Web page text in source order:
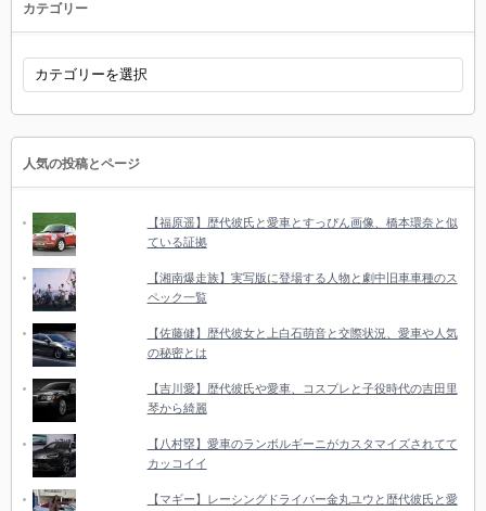
カテゴリー
カ
ゴ
リ
人気の投稿とページ
【福原遥】歴代彼氏と愛車とすっぴん画像、橋本環奈と似
ている証拠
【湘南爆走族】実写版に登場する人物と劇中旧車車種のス
ペック一覧
【佐藤健】歴代彼女と上白石萌音と交際状況、愛車や人気
の秘密とは
【吉川愛】歴代彼氏や愛車、コスプレと子役時代の吉田里
琴から綺麗
【八村塁】愛車のランボルギーニがカスタマイズされてて
カッコイイ
【マギー】レーシングドライバー金丸ユウと歴代彼氏と愛